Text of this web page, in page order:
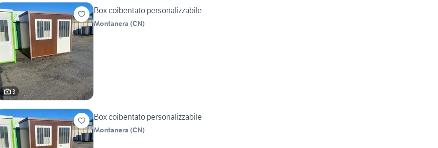
3
Box coibentato personalizzabile
Montanera (CN)
Box coibentato personalizzabile
Montanera (CN)